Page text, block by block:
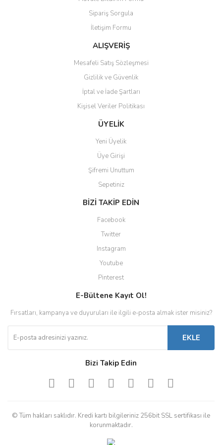
Ürün bilgilerinde hatalar bulunuyor.
Ürün fiyatı diğer sitelerden daha pahalı.
Bu ürüne benzer farklı alternatifler olmalı.
Gönder
Sipariş Sorgula
İletişim Formu
ALIŞVERİŞ
Mesafeli Satış Sözleşmesi
Gizlilik ve Güvenlik
İptal ve İade Şartları
Kişisel Veriler Politikası
ÜYELİK
Yeni Üyelik
Üye Girişi
Şifremi Unuttum
Sepetiniz
BİZİ TAKİP EDİN
Facebook
Twitter
Instagram
Youtube
Pinterest
E-Bültene Kayıt Ol!
Fırsatları, kampanya ve duyuruları ile ilgili e-posta almak ister misiniz?
EKLE
Bizi Takip Edin
© Tüm hakları saklıdır. Kredi kartı bilgileriniz 256bit SSL sertifikası ile
korunmaktadır.